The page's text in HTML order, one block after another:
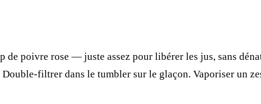
de poivre rose — juste assez pour libérer les jus, sans
filtrer dans le tumbler sur le glaçon. Vaporiser un